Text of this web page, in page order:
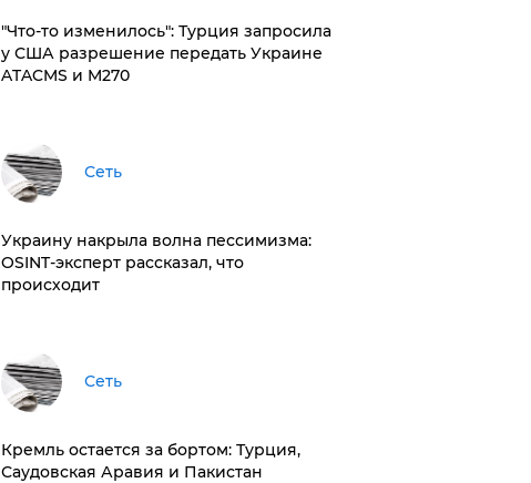
​"Что-то изменилось": Турция запросила
у США разрешение передать Украине
ATACMS и M270
Сеть
​Украину накрыла волна пессимизма:
OSINT-эксперт рассказал, что
происходит
Сеть
​Кремль остается за бортом: Турция,
Саудовская Аравия и Пакистан